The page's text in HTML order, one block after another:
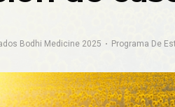
Bodhi Medicine 2025
Programa De